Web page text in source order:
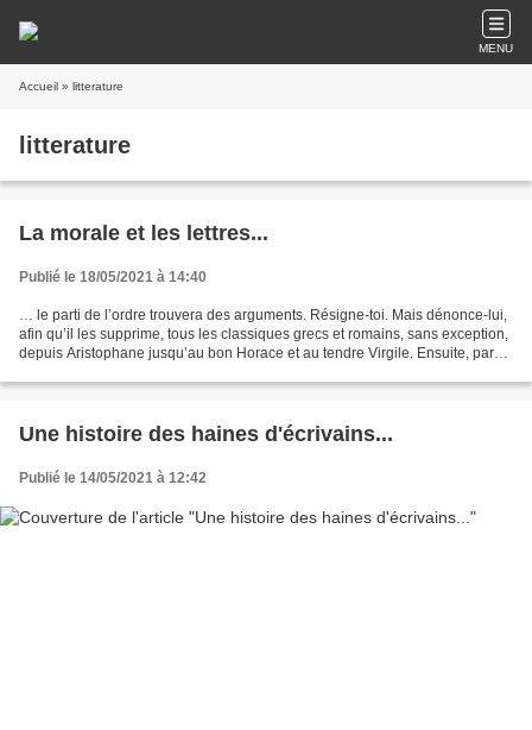
MENU
Accueil » litterature
litterature
La morale et les lettres...
Publié le 18/05/2021 à 14:40
… le parti de l’ordre trouvera des arguments. Résigne-toi. Mais dénonce-lui,
afin qu’il les supprime, tous les classiques grecs et romains, sans exception,
depuis Aristophane jusqu’au bon Horace et au tendre Virgile. Ensuite, parmi
Une histoire des haines d'écrivains...
Publié le 14/05/2021 à 12:42